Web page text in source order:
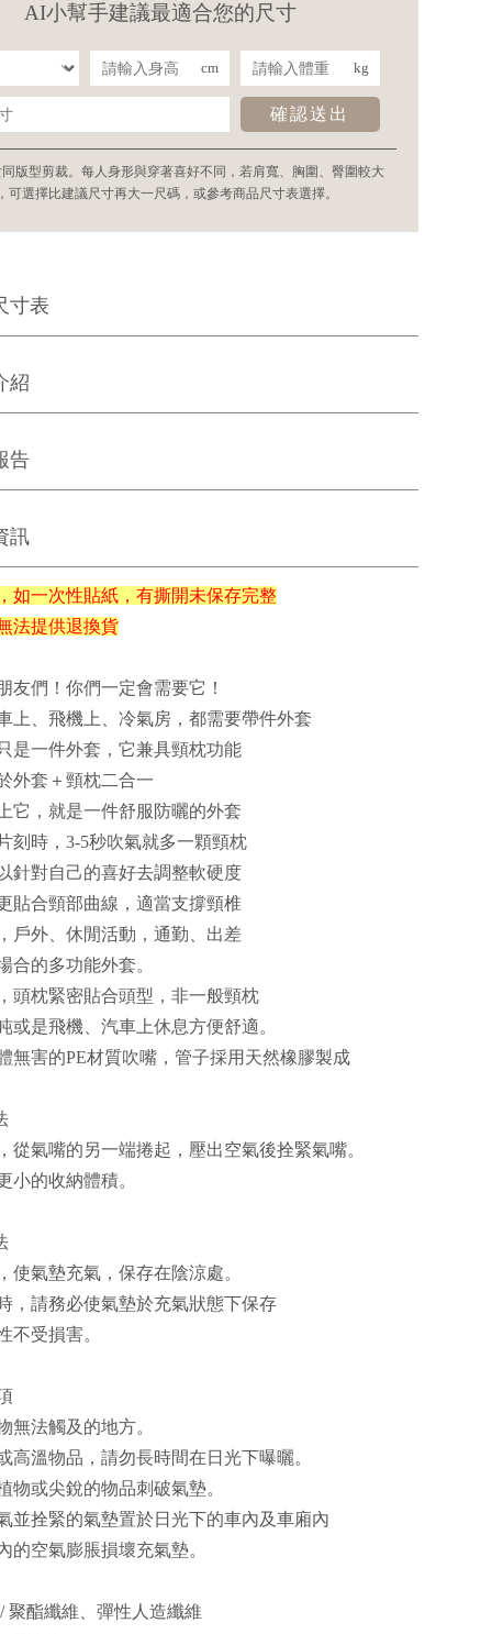
AI小幫手建議最適合您的尺寸
cm kg
確認送出
版型剪裁。每人身形與穿著喜好不同，若肩寬、胸圍、臀圍較大
可選擇比建議尺寸再大一尺碼，或參考商品尺寸表選擇。
寸表
紹
告
訊
如一次性貼紙，有撕開未保存完整
法提供退換貨
友們！你們一定會需要它！
上、飛機上、冷氣房，都需要帶件外套
是一件外套，它兼具頸枕功能
外套＋頸枕二合一
它，就是一件舒服防曬的外套
刻時，3-5秒吹氣就多一顆頸枕
針對自己的喜好去調整軟硬度
貼合頸部曲線，適當支撐頸椎
戶外、休閒活動，通勤、出差
合的多功能外套。
頭枕緊密貼合頭型，非一般頸枕
或是飛機、汽車上休息方便舒適。
無害的PE材質吹嘴，管子採用天然橡膠製成
從氣嘴的另一端捲起，壓出空氣後拴緊氣嘴。
小的收納體積。
使氣墊充氣，保存在陰涼處。
，請務必使氣墊於充氣狀態下保存
不受損害。
無法觸及的地方。
高溫物品，請勿長時間在日光下曝曬。
物或尖銳的物品刺破氣墊。
並拴緊的氣墊置於日光下的車內及車廂內
的空氣膨脹損壞充氣墊。
聚酯纖維、彈性人造纖維